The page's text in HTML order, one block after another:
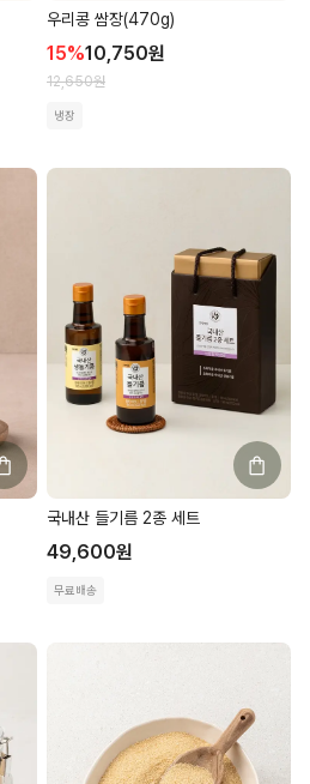
우리콩 쌈장(470g)
15%10,750원
12,650원
냉장
국내산 들기름 2종 세트
49,600원
무료배송